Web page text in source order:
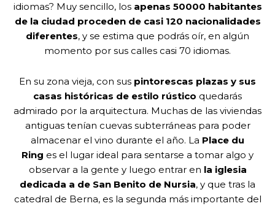
idiomas? Muy sencillo, los apenas 50000 habitantes
de la ciudad proceden de casi 120 nacionalidades
diferentes, y se estima que podrás oír, en algún
momento por sus calles casi 70 idiomas.
En su zona vieja, con sus pintorescas plazas y sus
casas históricas de estilo rústico quedarás
admirado por la arquitectura. Muchas de las viviendas
antiguas tenían cuevas subterráneas para poder
almacenar el vino durante el año. La Place du
Ring es el lugar ideal para sentarse a tomar algo y
observar a la gente y luego entrar en la iglesia
dedicada a de San Benito de Nursia, y que tras la
catedral de Berna, es la segunda más importante del